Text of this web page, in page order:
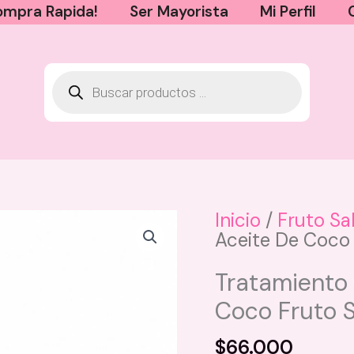
Rapida! Ser Mayorista Mi Perfil
Inicio / Fruto
Aceite De
Coco Fruto
$66.000
para
Cepillo Romance
+ AGREGAR